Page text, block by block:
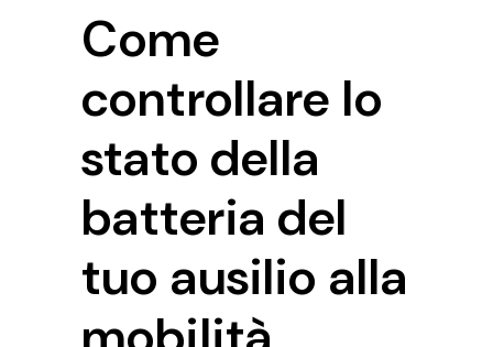
Come
controllare lo
stato della
batteria del
tuo ausilio alla